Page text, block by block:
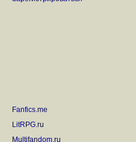
Fanfics.me
LitRPG.ru
Multifandom.ru